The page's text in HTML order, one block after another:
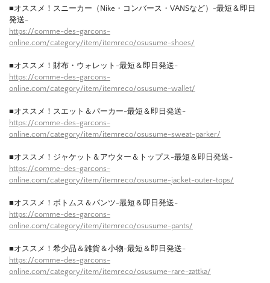
■オススメ！スニーカー（Nike・コンバース・VANSなど）-最短＆即日
発送-
https://comme-des-garcons-
online.com/category/item/itemreco/osusume-shoes/
■オススメ！財布・ウォレット-最短＆即日発送-
https://comme-des-garcons-
online.com/category/item/itemreco/osusume-wallet/
■オススメ！スエット＆パーカー-最短＆即日発送-
https://comme-des-garcons-
online.com/category/item/itemreco/osusume-sweat-parker/
■オススメ！ジャケット＆アウター＆トップス-最短＆即日発送-
https://comme-des-garcons-
online.com/category/item/itemreco/osusume-jacket-outer-tops/
■オススメ！ボトムス＆パンツ-最短＆即日発送-
https://comme-des-garcons-
online.com/category/item/itemreco/osusume-pants/
■オススメ！希少品＆雑貨＆小物-最短＆即日発送-
https://comme-des-garcons-
online.com/category/item/itemreco/osusume-rare-zattka/